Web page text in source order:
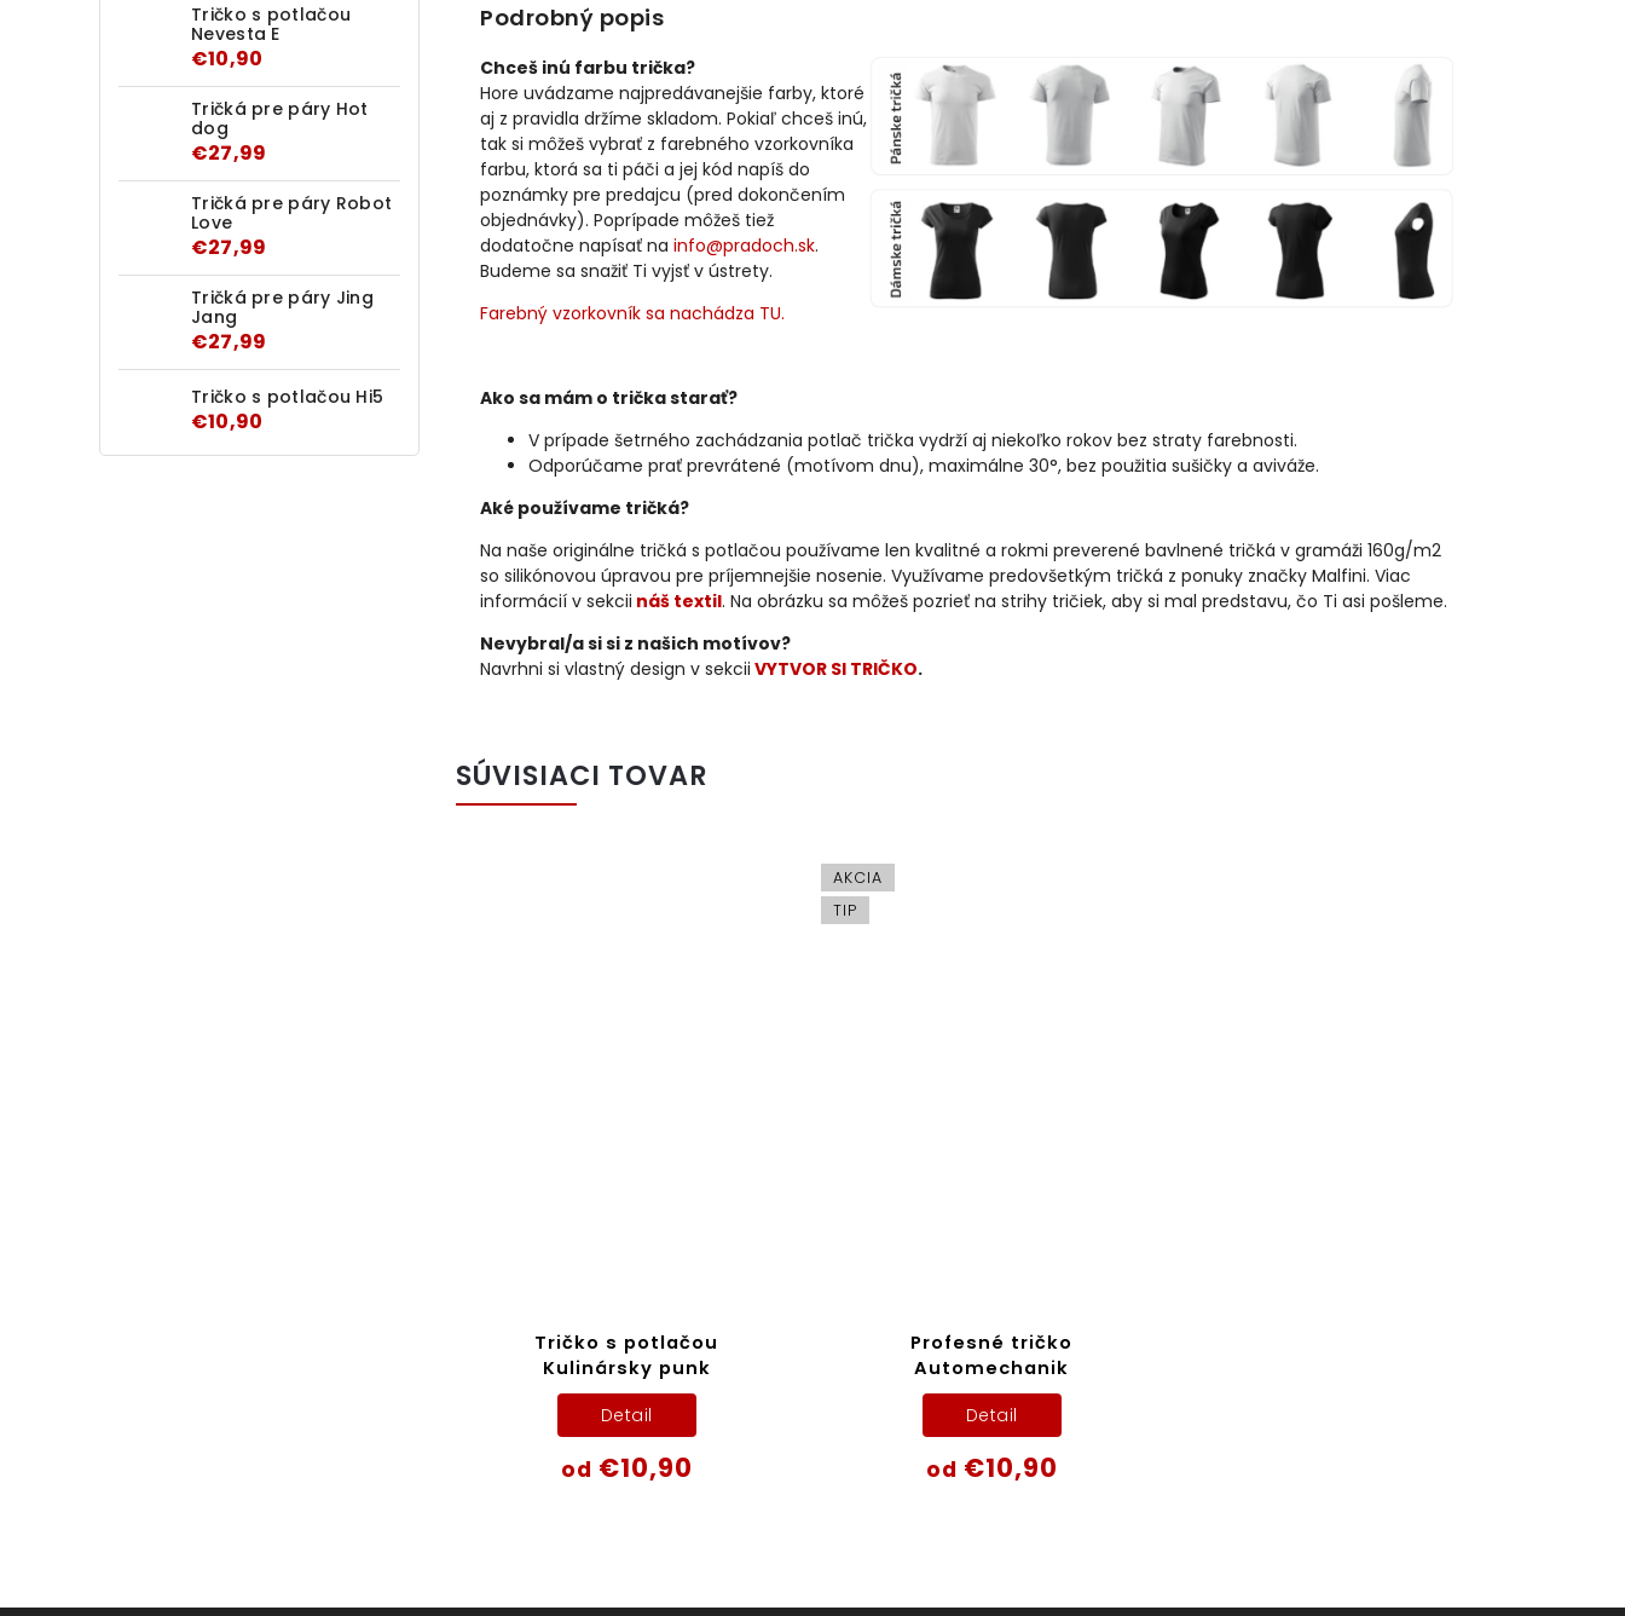
Tričko s potlačou
Nevesta E
€10,90
Tričká pre páry Hot
dog
€27,99
Tričká pre páry Robot
Love
€27,99
Tričká pre páry Jing
Jang
€27,99
Tričko s potlačou Hi5
€10,90
Podrobný popis
Chceš inú farbu trička?
Hore uvádzame najpredávanejšie farby, ktoré
aj z pravidla držíme skladom. Pokiaľ chceš inú,
tak si môžeš vybrať z farebného vzorkovníka
farbu, ktorá sa ti páči a jej kód napíš do
poznámky pre predajcu (pred dokončením
objednávky). Poprípade môžeš tiež
dodatočne napísať na info@pradoch.sk.
Budeme sa snažiť Ti vyjsť v ústrety.
Farebný vzorkovník sa nachádza TU.
Ako sa mám o trička starať?
V prípade šetrného zachádzania potlač trička vydrží aj niekoľko rokov bez straty farebnosti.
Odporúčame prať prevrátené (motívom dnu), maximálne 30°, bez použitia sušičky a aviváže.
Aké používame tričká?
Na naše originálne tričká s potlačou používame len kvalitné a rokmi preverené bavlnené tričká v gramáži 160g/m2
so silikónovou úpravou pre príjemnejšie nosenie. Využívame predovšetkým tričká z ponuky značky Malfini. Viac
informácií v sekcii náš textil. Na obrázku sa môžeš pozrieť na strihy tričiek, aby si mal predstavu, čo Ti asi pošleme.
Nevybral/a si si z našich motívov?
Navrhni si vlastný design v sekcii VYTVOR SI TRIČKO.
SÚVISIACI TOVAR
Tričko s potlačou
Kulinársky punk
od €10,90
Detail
AKCIA
TIP
Profesné tričko
Automechanik
od €10,90
Detail